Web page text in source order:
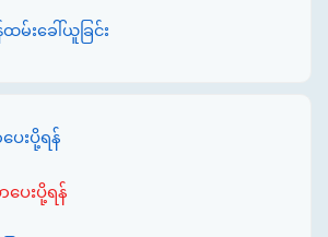
မ်းခေါ်ယူခြင်း
ေးပို့ရန်
ပေးပို့ရန်